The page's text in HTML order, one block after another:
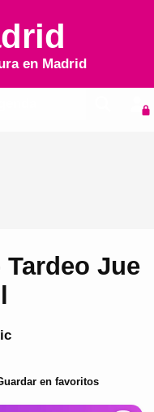
en Madrid
Jue
en favoritos